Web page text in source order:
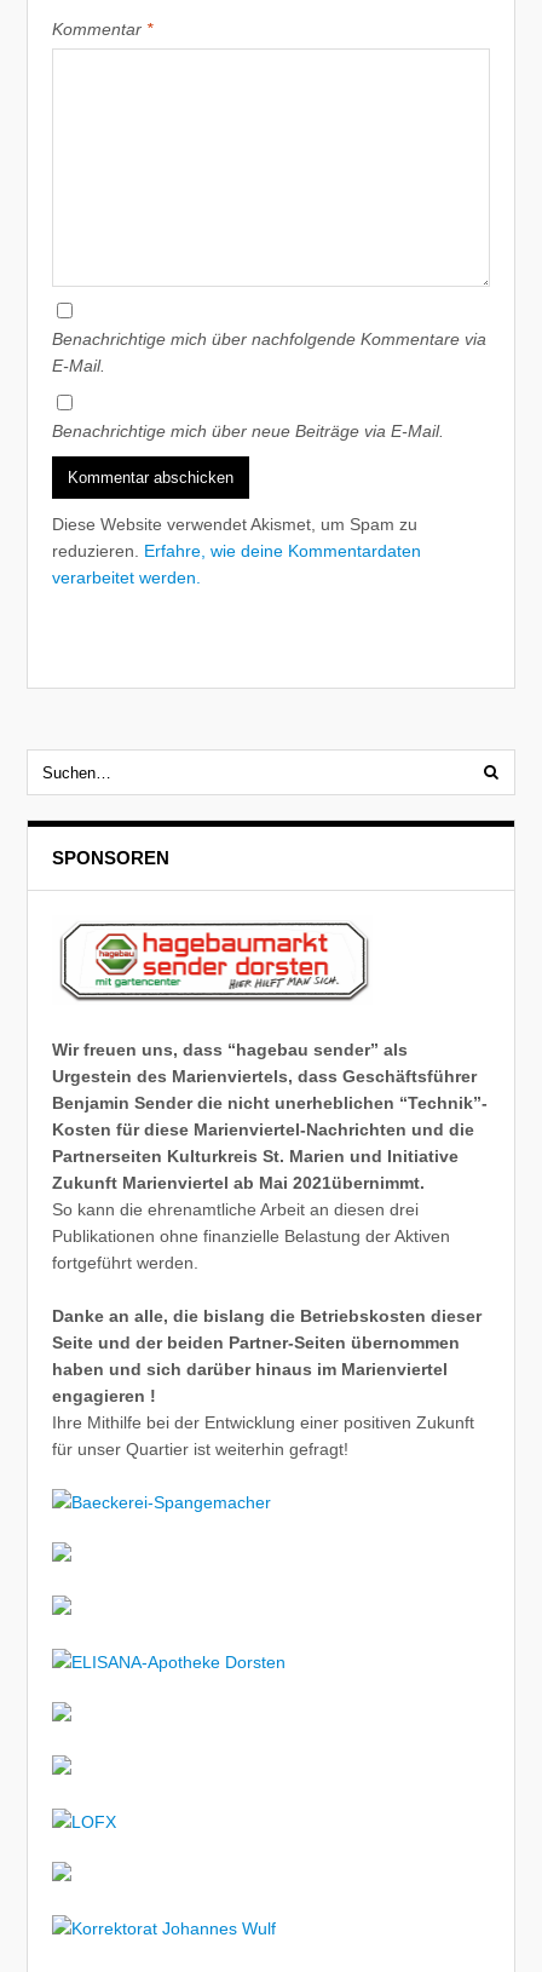
Kommentar *
Benachrichtige mich über nachfolgende Kommentare via
E-Mail.
Benachrichtige mich über neue Beiträge via E-Mail.
Diese Website verwendet Akismet, um Spam zu
reduzieren. Erfahre, wie deine Kommentardaten
verarbeitet werden.
SPONSOREN
Wir freuen uns, dass “hagebau sender” als
Urgestein des Marienviertels, dass Geschäftsführer
Benjamin Sender die nicht unerheblichen “Technik”-
Kosten für diese Marienviertel-Nachrichten und die
Partnerseiten Kulturkreis St. Marien und Initiative
Zukunft Marienviertel ab Mai 2021übernimmt.
So kann die ehrenamtliche Arbeit an diesen drei
Publikationen ohne finanzielle Belastung der Aktiven
fortgeführt werden.
Danke an alle, die bislang die Betriebskosten dieser
Seite und der beiden Partner-Seiten übernommen
haben und sich darüber hinaus im Marienviertel
engagieren !
Ihre Mithilfe bei der Entwicklung einer positiven Zukunft
für unser Quartier ist weiterhin gefragt!